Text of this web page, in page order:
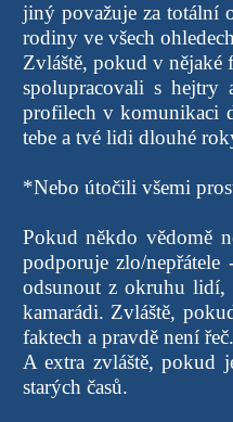
jiný považuje za totální
rodiny ve všech
Zvláště, pokud v nějaké
spolupracovali s
profilech v komunikaci
tebe a tvé lidi dlouhé
*Nebo útočili všemi
Pokud někdo vědomě
podporuje zlo/
odsunout z okruhu lidí,
kamarádi. Zvláště,
faktech a pravdě není řeč.
A extra zvláště, pokud
starých časů.